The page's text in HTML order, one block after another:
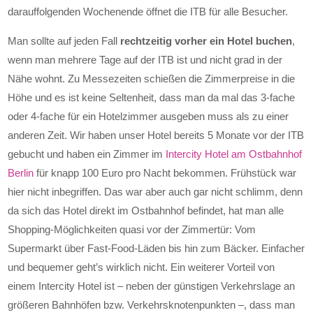
darauffolgenden Wochenende öffnet die ITB für alle Besucher.
Man sollte auf jeden Fall rechtzeitig vorher ein Hotel buchen,
wenn man mehrere Tage auf der ITB ist und nicht grad in der
Nähe wohnt. Zu Messezeiten schießen die Zimmerpreise in die
Höhe und es ist keine Seltenheit, dass man da mal das 3-fache
oder 4-fache für ein Hotelzimmer ausgeben muss als zu einer
anderen Zeit. Wir haben unser Hotel bereits 5 Monate vor der ITB
gebucht und haben ein Zimmer im Intercity Hotel am Ostbahnhof
Berlin für knapp 100 Euro pro Nacht bekommen. Frühstück war
hier nicht inbegriffen. Das war aber auch gar nicht schlimm, denn
da sich das Hotel direkt im Ostbahnhof befindet, hat man alle
Shopping-Möglichkeiten quasi vor der Zimmertür: Vom
Supermarkt über Fast-Food-Läden bis hin zum Bäcker. Einfacher
und bequemer geht’s wirklich nicht. Ein weiterer Vorteil von
einem Intercity Hotel ist – neben der günstigen Verkehrslage an
größeren Bahnhöfen bzw. Verkehrsknotenpunkten –, dass man